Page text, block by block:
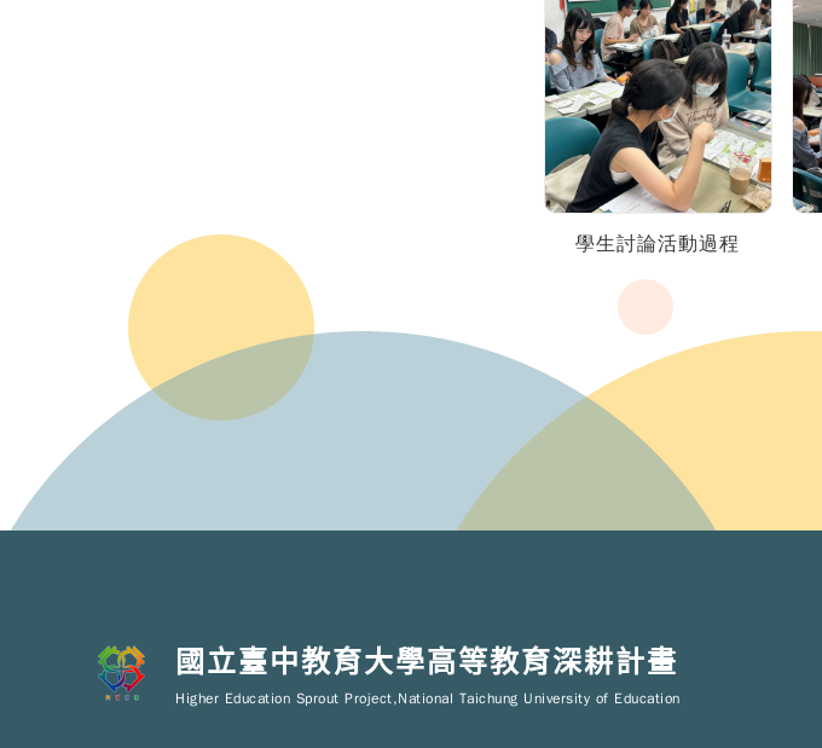
學生討論活動過程
國立臺中教育大學高等教育深耕計畫
Higher Education Sprout Project,National Taichung University of Education